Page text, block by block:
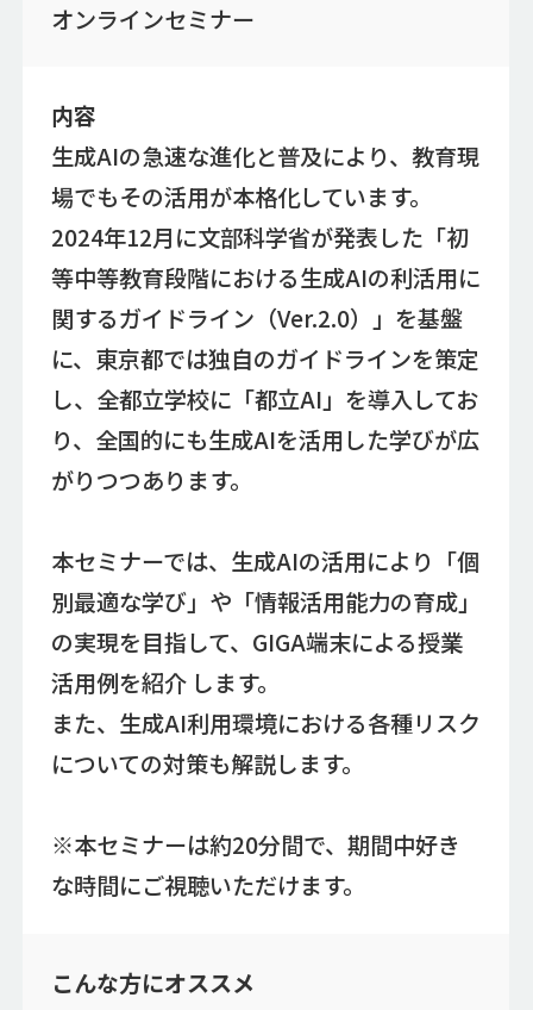
オンラインセミナー
内容
生成AIの急速な進化と普及により、教育現
場でもその活用が本格化しています。
2024年12月に文部科学省が発表した「初
等中等教育段階における生成AIの利活用に
関するガイドライン（Ver.2.0）」を基盤
に、東京都では独自のガイドラインを策定
し、全都立学校に「都立AI」を導入してお
り、全国的にも生成AIを活用した学びが広
がりつつあります。
本セミナーでは、生成AIの活用により「個
別最適な学び」や「情報活用能力の育成」
の実現を目指して、GIGA端末による授業
活用例を紹介 します。
また、生成AI利用環境における各種リスク
についての対策も解説します。
※本セミナーは約20分間で、期間中好き
な時間にご視聴いただけます。
こんな方にオススメ